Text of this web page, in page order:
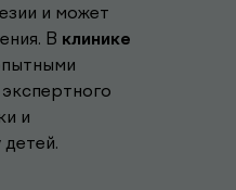
и может
В клинике
и